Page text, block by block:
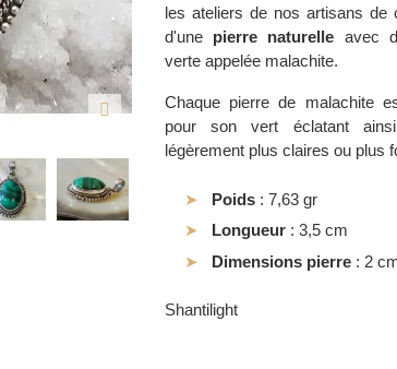
les ateliers de nos artisans de
d'une pierre naturelle avec
verte appelée malachite.
Chaque pierre de malachite
pour son vert éclatant
légèrement plus claires ou plus
Poids: 7,63 gr
Longueur: 3,5 cm
Dimensions pierre: 2
Shantilight